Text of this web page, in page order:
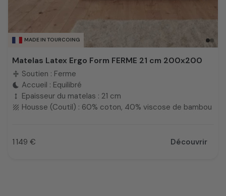
MADE IN TOURCOING
Matelas Latex Ergo Form FERME 21 cm 200x200
compress Soutien : Ferme
bedtime Accueil : Equilibré
height Epaisseur du matelas : 21 cm
texture Housse (Coutil) : 60% coton, 40% viscose de bambou
Prix
1 149 € Découvrir